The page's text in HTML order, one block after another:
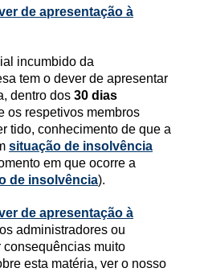
de apresentação à
incumbido da
tem o dever de apresentar
dentro dos 30 dias
os respetivos membros
tido, conhecimento de que a
situação de insolvência
em que ocorre a
de insolvência).
de apresentação à
administradores ou
consequências muito
esta matéria, ver o nosso